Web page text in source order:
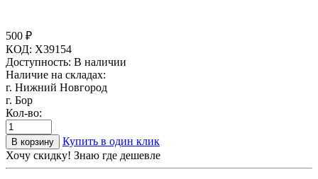
500 ₽
КОД: X39154
Доступность: В наличии
Наличие на складах:
г. Нижний Новгород
г. Бор
Кол-во:
В корзину
Купить в один клик
Хочу скидку! Знаю где дешевле